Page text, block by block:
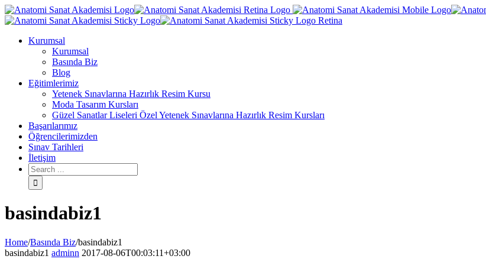
Kurumsal
Kurumsal
Basında Biz
Blog
Eğitimlerimiz
Yetenek Sınavlarına Hazırlık Resim Kursu
Moda Tasarım Kursları
Güzel Sanatlar Liseleri Özel Yetenek Sınavlarına Hazırlık Resim Kursları
Başarılarımız
Öğrencilerimizden
Sınav Tarihleri
İletişim
basindabiz1
Home/Basında Biz/basindabiz1
basindabiz1 adminn 2017-08-06T00:03:11+03:00